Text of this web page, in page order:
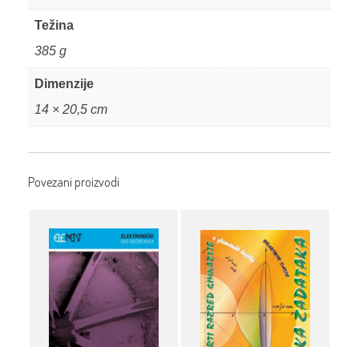
Težina
385 g
Dimenzije
14 × 20,5 cm
Povezani proizvodi